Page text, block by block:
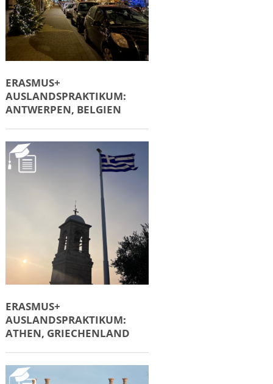
ERASMUS+
AUSLANDSPRAKTIKUM:
ANTWERPEN, BELGIEN
ERASMUS+
AUSLANDSPRAKTIKUM:
ATHEN, GRIECHENLAND